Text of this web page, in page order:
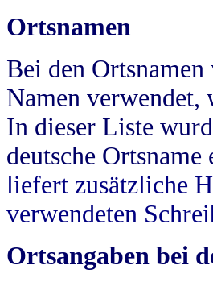
Ortsnamen
Bei den
Namen verwendet,
In dieser Liste
deutsche Ortsname
liefert zusätzliche
verwendeten
Ortsangaben bei